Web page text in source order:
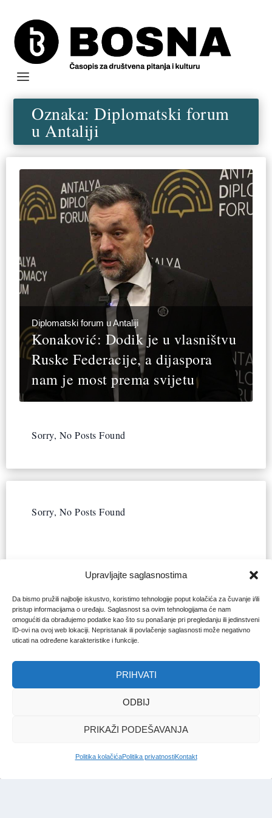
Upravljajte saglasnostima
Da bismo pružili najbolje iskustvo, koristimo tehnologije poput kolačića za čuvanje i/ili
pristup informacijama o uređaju. Saglasnost sa ovim tehnologijama će nam
omogućiti da obrađujemo podatke kao što su ponašanje pri pregledanju ili jedinstveni
ID-ovi na ovoj web lokaciji. Nepristanak ili povlačenje saglasnosti može negativno
uticati na određene karakteristike i funkcije.
PRIHVATI
ODBIJ
PRIKAŽI PODEŠAVANJA
Politika kolačićaPolitika privatnostiKontakt
Oznaka:Diplomatski forum
u Antaliji
Diplomatski forum u Antaliji
Konaković: Dodik je u vlasništvu
Ruske Federacije, a dijaspora
nam je most prema svijetu
Sorry, No Posts Found
Sorry, No Posts Found